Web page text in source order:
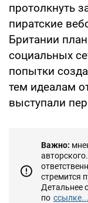
протолкнуть
пиратские
Британии
социальных
попытки
тем идеалам
выступали
Важно:
стремится
Детальнее
по ссылке...